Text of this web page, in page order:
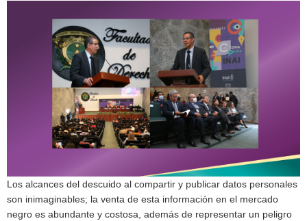
Los alcances del descuido al compartir y publicar datos personales
son inimaginables; la venta de esta información en el mercado
negro es abundante y costosa, además de representar un peligro